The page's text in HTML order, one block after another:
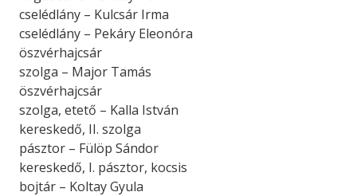
cselédlány – Kulcsár Irma
cselédlány – Pekáry Eleonóra
öszvérhajcsár
szolga – Major Tamás
öszvérhajcsár
szolga, etető – Kalla István
kereskedő, II. szolga
pásztor – Fülöp Sándor
kereskedő, I. pásztor, kocsis
bojtár – Koltay Gyula